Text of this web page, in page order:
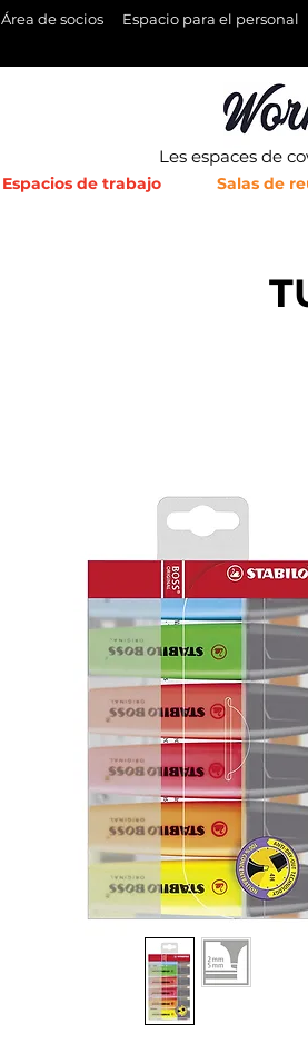
Área de socios Espacio para el personal
Les espaces de
Espacios de trabajo Salas de